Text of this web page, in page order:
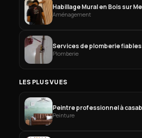
Habillage Mural en Bois sur
Aménagement
Services de plomberie
Plomberie
LES PLUS VUES
Peintre professionnel à
Peinture